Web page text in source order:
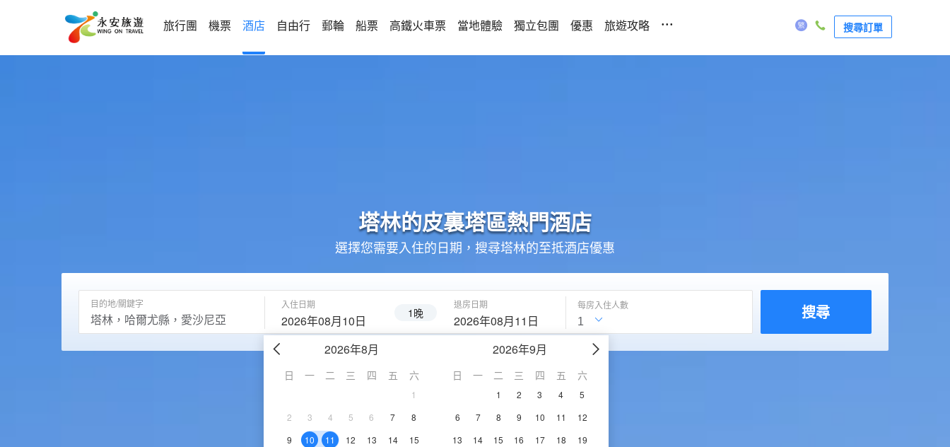
旅行團 機票 酒店 自由行 郵輪 船票 高鐵火車票 當地體驗 獨立包團 優惠 旅遊攻略 ... 搜尋訂單
塔林的皮裏塔區熱門酒店
選擇您需要入住的日期，搜尋塔林的至抵酒店優惠
目的地/關鍵字 入住日期
2026年08月10日 1晚
退房日期
2026年08月11日
2026年8月
日 一 二 三 四 五 六
1
2
3 4 5 6 7
8
9
10 11 12 13 14
15
2026年9月
日 一 二 三 四 五 六
1 2 3 4
5
6
7 8 9 10 11
12
13
14 15 16 17 18
19
每房入住人數 搜尋